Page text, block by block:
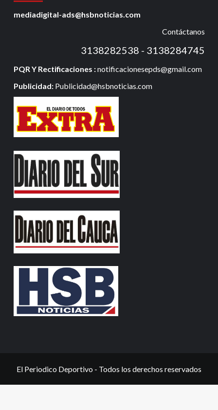
mediadigital-ads@hsbnoticias.com
Contáctanos
3138282538 - 3138284745
PQR Y Rectificaciones :notificacionesepds@gmail.com
Publicidad: Publicidad@hsbnoticias.com